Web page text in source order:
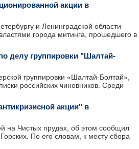
акции в
и Ленинградской области
города митинга, прошедшего в
делу группировки "Шалтай-
группировки «Шалтай-Болтай»,
российских чиновников. Среди
акции" в
на Чистых прудах, об этом сообщил
По его словам, к месту сбора